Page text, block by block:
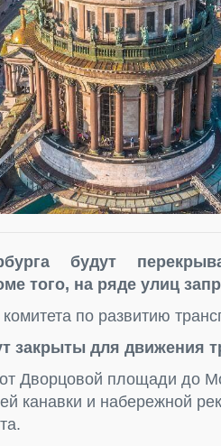
будут
того, на ряде улиц
по развитию
закрыты для движения
Дворцовой площади до
канавки и набережной